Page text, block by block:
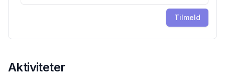
Tilmeld
Aktiviteter